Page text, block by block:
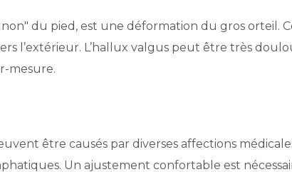
du pied, est une déformation du gros orteil.
l’extérieur. L’hallux valgus peut être très
mesure.
être causés par diverses affections
Un ajustement confortable est